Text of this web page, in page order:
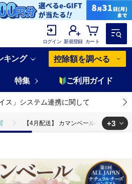
ログイン 新規登録 カート
キング 控除額を調べる
特集 ご利用ガイド
ス」システム連携に関して
【4月配送】 カマンベールチーズ 2個
【4月配送】 カマンベールチーズ
ほかの雑貨・日用品 【4月配送】 カマ
+3